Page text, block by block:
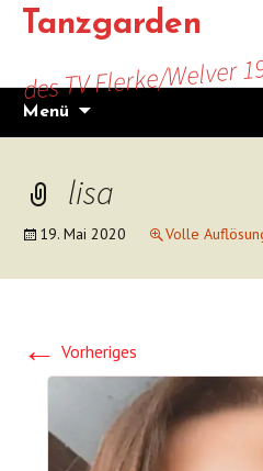
Zum
InhaltTanzgarden
des TV Flerke/Welver
Menü
lisa
19. Mai 2020 Volle
← Vorheriges